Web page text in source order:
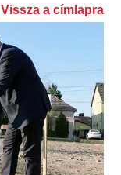
Vissza a címlapra